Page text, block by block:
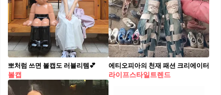
뽀처럼 쓰면 볼캡도 러블리템💕
볼캡
에티오피아의 천재 패션 크리에이터
라이프스타일트렌드